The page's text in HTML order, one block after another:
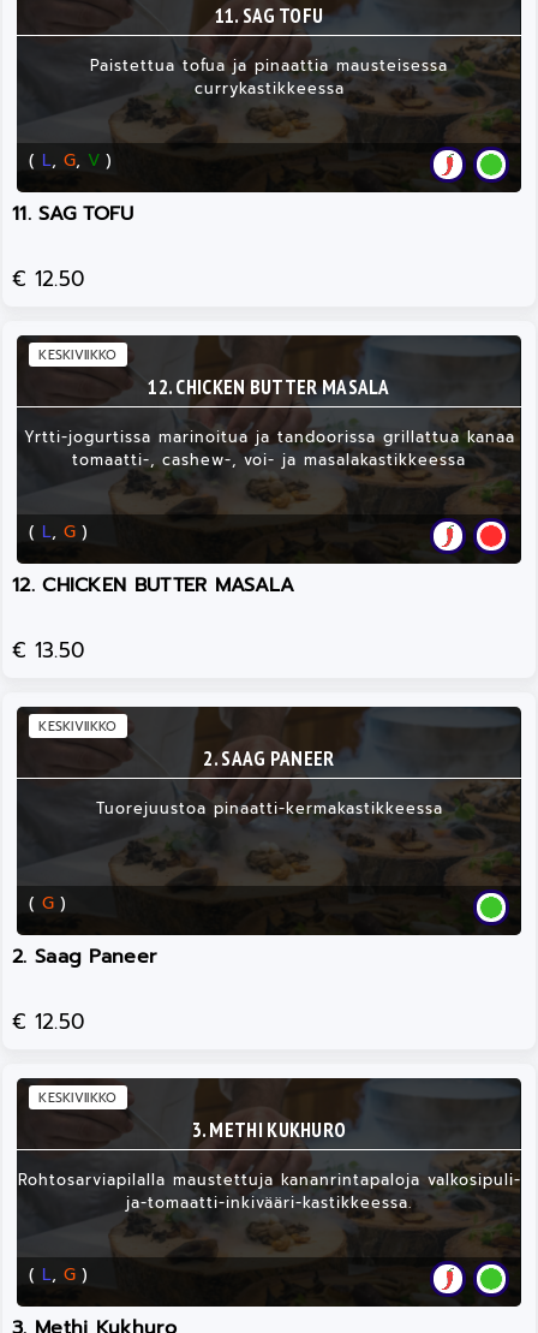
11. SAG TOFU
Paistettua tofua ja pinaattia mausteisessa
currykastikkeessa
( L, G, V )
11. SAG TOFU
€ 12.50
12. CHICKEN BUTTER MASALA
Yrtti-jogurtissa marinoitua ja tandoorissa grillattua kanaa
tomaatti-, cashew-, voi- ja masalakastikkeessa
( L, G )
KESKIVIIKKO
12. CHICKEN BUTTER MASALA
€ 13.50
2. SAAG PANEER
Tuorejuustoa pinaatti-kermakastikkeessa
( G )
KESKIVIIKKO
2. Saag Paneer
€ 12.50
3. METHI KUKHURO
Rohtosarviapilalla maustettuja kananrintapaloja valkosipuli-
ja-tomaatti-inkivääri-kastikkeessa.
( L, G )
KESKIVIIKKO